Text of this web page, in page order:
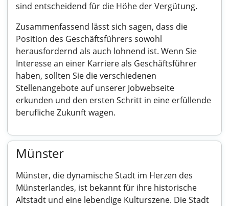
sind entscheidend für die Höhe der Vergütung.
Zusammenfassend lässt sich sagen, dass die
Position des Geschäftsführers sowohl
herausfordernd als auch lohnend ist. Wenn Sie
Interesse an einer Karriere als Geschäftsführer
haben, sollten Sie die verschiedenen
Stellenangebote auf unserer Jobwebseite
erkunden und den ersten Schritt in eine erfüllende
berufliche Zukunft wagen.
Münster
Münster, die dynamische Stadt im Herzen des
Münsterlandes, ist bekannt für ihre historische
Altstadt und eine lebendige Kulturszene. Die Stadt